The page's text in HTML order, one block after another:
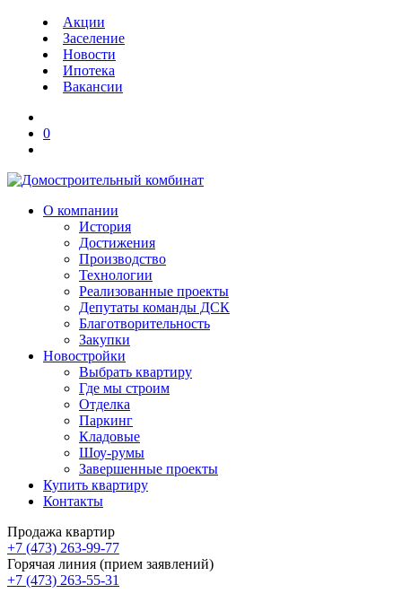
Акции
Заселение
Новости
Ипотека
Вакансии
0
О компании
История
Достижения
Производство
Технологии
Реализованные проекты
Депутаты команды ДСК
Благотворительность
Закупки
Новостройки
Выбрать квартиру
Где мы строим
Отделка
Паркинг
Кладовые
Шоу-румы
Завершенные проекты
Купить квартиру
Контакты
Продажа квартир
+7 (473) 263-99-77
Горячая линия (прием заявлений)
+7 (473) 263-55-31